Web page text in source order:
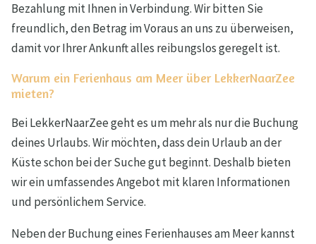
Bezahlung mit Ihnen in Verbindung. Wir bitten Sie
freundlich, den Betrag im Voraus an uns zu überweisen,
damit vor Ihrer Ankunft alles reibungslos geregelt ist.
Warum ein Ferienhaus am Meer über LekkerNaarZee
mieten?
Bei LekkerNaarZee geht es um mehr als nur die Buchung
deines Urlaubs. Wir möchten, dass dein Urlaub an der
Küste schon bei der Suche gut beginnt. Deshalb bieten
wir ein umfassendes Angebot mit klaren Informationen
und persönlichem Service.
Neben der Buchung eines Ferienhauses am Meer kannst